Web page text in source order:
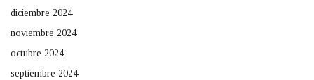
diciembre 2024
noviembre 2024
octubre 2024
septiembre 2024